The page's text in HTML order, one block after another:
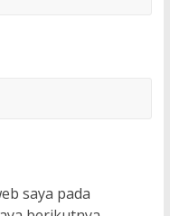
saya pada